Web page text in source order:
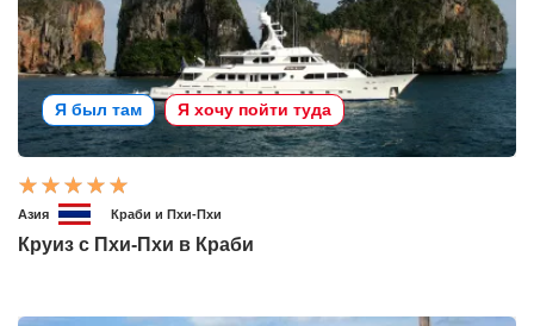
Я был там Я хочу пойти туда
Азия Краби и Пхи-Пхи
Круиз с Пхи-Пхи в Краби